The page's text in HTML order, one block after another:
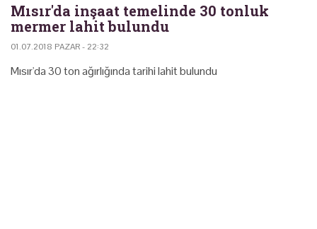
Mısır'da inşaat temelinde 30 tonluk
mermer lahit bulundu
01.07.2018 PAZAR - 22:32
Mısır'da 30 ton ağırlığında tarihi lahit bulundu